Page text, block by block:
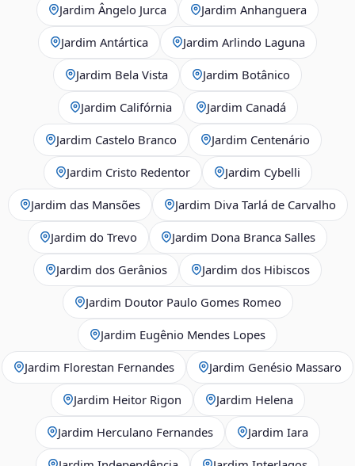
Jardim Ângelo Jurca Jardim Anhanguera
Jardim Antártica Jardim Arlindo Laguna
Jardim Bela Vista Jardim Botânico
Jardim Califórnia Jardim Canadá
Jardim Castelo Branco Jardim Centenário
Jardim Cristo Redentor Jardim Cybelli
Jardim das Mansões Jardim Diva Tarlá de Carvalho
Jardim do Trevo Jardim Dona Branca Salles
Jardim dos Gerânios Jardim dos Hibiscos
Jardim Doutor Paulo Gomes Romeo
Jardim Eugênio Mendes Lopes
Jardim Florestan Fernandes Jardim Genésio Massaro
Jardim Heitor Rigon Jardim Helena
Jardim Herculano Fernandes Jardim Iara